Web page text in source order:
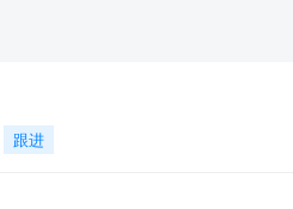
跟进